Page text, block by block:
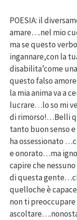
POESIA: il
amare….nel mio
ma se questo
ingannare,con la
disabilita’come
questo falso
la mia anima va a
lucrare…lo so mi
di rimorso!…Belli
tanto buon senso
ha ossessionato
e onorato…ma
capire che
di questa
quelloche è
non ti preoccupare